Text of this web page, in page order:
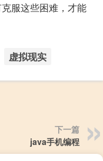
服这些困难，才能
虚拟现实
下一篇
java手机编程